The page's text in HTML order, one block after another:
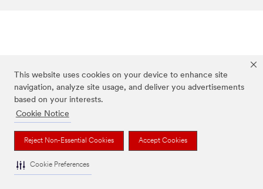
This website uses cookies on your device to enhance site
navigation, analyze site usage, and deliver you advertisements
based on your interests.
Cookie Notice
Reject Non-Essential Cookies Accept Cookies
Cookie Preferences